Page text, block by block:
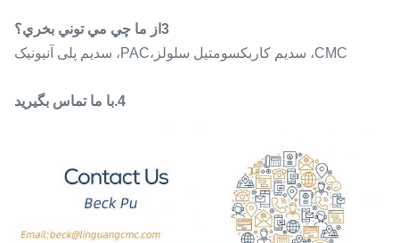
3از ما چي مي توني بخري؟
CMC، سدیم کاربکسومتیل سلولز،PAC، سدیم پلی آنیونیک
4. با ما تماس بگیرید